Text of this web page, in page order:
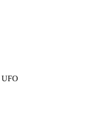
UFO